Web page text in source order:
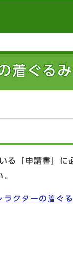
着ぐる
る「申請書」に
ラクターの着ぐ